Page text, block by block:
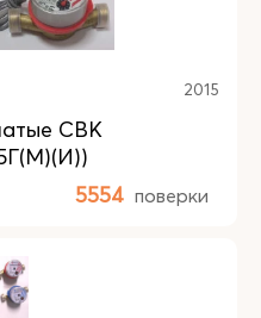
2015
СВК
5554 поверки